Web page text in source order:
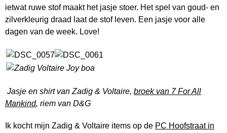
ietwat ruwe stof maakt het jasje stoer. Het spel van goud- en
zilverkleurig draad laat de stof leven. Een jasje voor alle
dagen van de week. Love!
Jasje en shirt van Zadig & Voltaire, broek van 7 For All
Mankind, riem van D&G
Ik kocht mijn Zadig & Voltaire items op de PC Hoofstraat in